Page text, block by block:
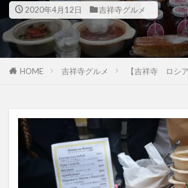
2020年4月12日 吉祥寺グルメ
HOME 吉祥寺グルメ 【吉祥寺 ロシ